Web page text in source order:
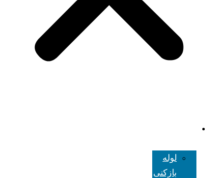
لوله
بازکنی